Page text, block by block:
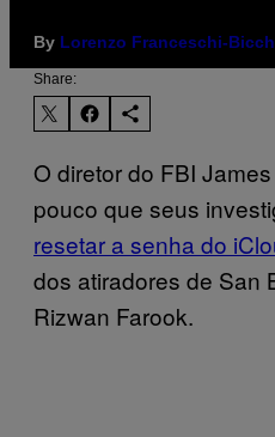
By Lorenzo Franceschi-
Share:
O diretor do FBI
pouco que seus
resetar a senha do
dos atiradores de San
Rizwan Farook.